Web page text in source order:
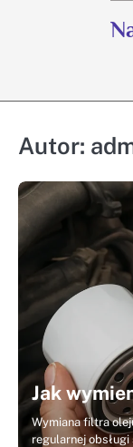
Autor:
Jak
Wymiana filtra
regularnej